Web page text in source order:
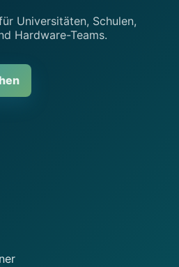
Universitäten, Schulen,
Hardware-Teams.